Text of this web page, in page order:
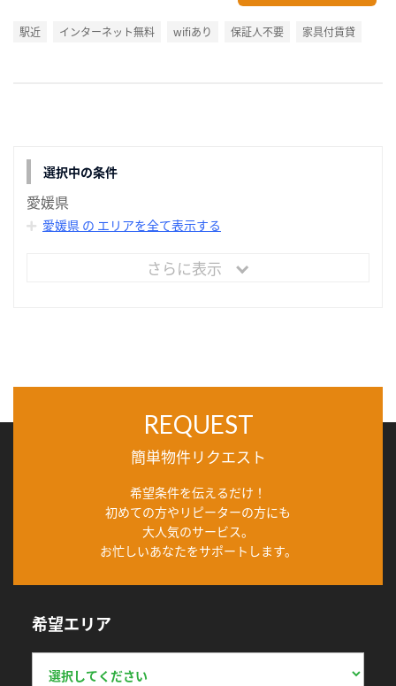
駅近 インターネット無料 wifiあり 保証人不要 家具付賃貸
選択中の条件
愛媛県
愛媛県 の エリアを全て表示する
さらに表示
REQUEST
簡単物件リクエスト
希望条件を伝えるだけ！
初めての方やリピーターの方にも
大人気のサービス。
お忙しいあなたをサポートします。
希望エリア